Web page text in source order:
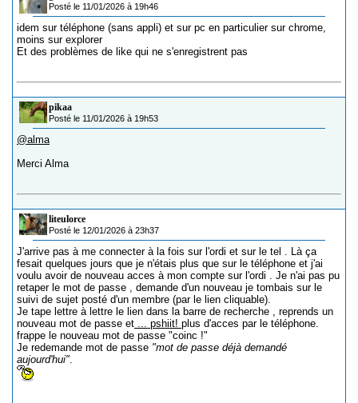
Posté le 11/01/2026 à 19h46
idem sur téléphone (sans appli) et sur pc en particulier sur chrome,
moins sur explorer
Et des problèmes de like qui ne s'enregistrent pas
pikaa
Posté le 11/01/2026 à 19h53
@alma
Merci Alma
liteulorce
Posté le 12/01/2026 à 23h37
J'arrive pas à me connecter à la fois sur l'ordi et sur le tel . Là ça
fesait quelques jours que je n'étais plus que sur le téléphone et j'ai
voulu avoir de nouveau acces à mon compte sur l'ordi . Je n'ai pas pu
retaper le mot de passe , demande d'un nouveau je tombais sur le
suivi de sujet posté d'un membre (par le lien cliquable).
Je tape lettre à lettre le lien dans la barre de recherche , reprends un
nouveau mot de passe et ... pshiit! plus d'acces par le téléphone.
frappe le nouveau mot de passe "coinc !"
Je redemande mot de passe "mot de passe déjà demandé
aujourd'hui".